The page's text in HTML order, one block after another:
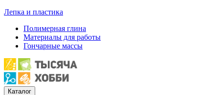
Лепка и пластика
Полимерная глина
Материалы для работы
Гончарные массы
Каталог